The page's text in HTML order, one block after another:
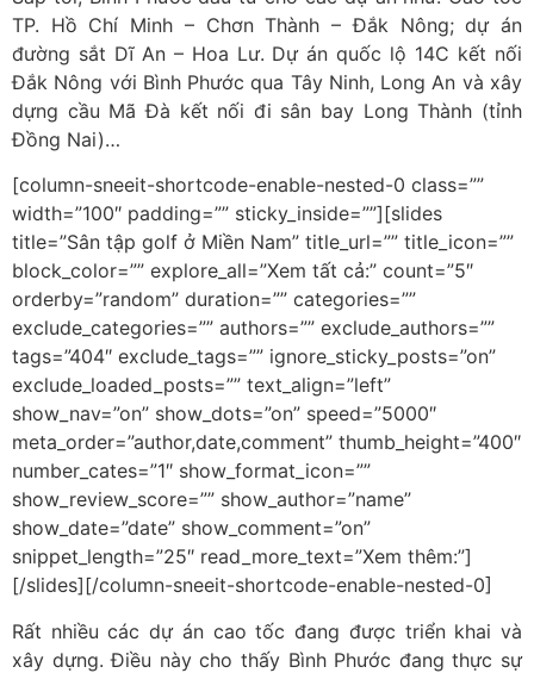
TP. Hồ Chí Minh – Chơn Thành – Đắk Nông; dự án
đường sắt Dĩ An – Hoa Lư. Dự án quốc lộ 14C kết nối
Đắk Nông với Bình Phước qua Tây Ninh, Long An và xây
dựng cầu Mã Đà kết nối đi sân bay Long Thành (tỉnh
Đồng Nai)…
[column-sneeit-shortcode-enable-nested-0 class=””
width=”100″ padding=”” sticky_inside=””][slides
title=”Sân tập golf ở Miền Nam” title_url=”” title_icon=””
block_color=”” explore_all=”Xem tất cả:” count=”5″
orderby=”random” duration=”” categories=””
exclude_categories=”” authors=”” exclude_authors=””
tags=”404″ exclude_tags=”” ignore_sticky_posts=”on”
exclude_loaded_posts=”” text_align=”left”
show_nav=”on” show_dots=”on” speed=”5000″
meta_order=”author,date,comment” thumb_height=”400″
number_cates=”1″ show_format_icon=””
show_review_score=”” show_author=”name”
show_date=”date” show_comment=”on”
snippet_length=”25″ read_more_text=”Xem thêm:”]
[/slides][/column-sneeit-shortcode-enable-nested-0]
Rất nhiều các dự án cao tốc đang được triển khai và
xây dựng. Điều này cho thấy Bình Phước đang thực sự